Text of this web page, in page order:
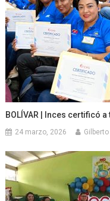
BOLÍVAR | Inces certificó
24 marzo, 2026